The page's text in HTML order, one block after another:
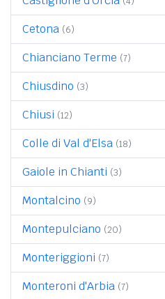
Cetona (6)
Chianciano Terme (7)
Chiusdino (3)
Chiusi (12)
Colle di Val d'Elsa (18)
Gaiole in Chianti (3)
Montalcino (9)
Montepulciano (20)
Monteriggioni (7)
Monteroni d'Arbia (7)